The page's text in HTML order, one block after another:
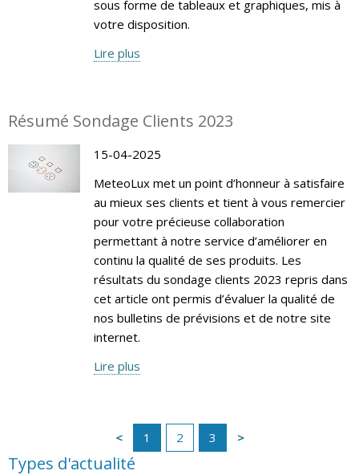
sous forme de tableaux et graphiques, mis à
votre disposition.
Lire plus
Résumé Sondage Clients 2023
15-04-2025
MeteoLux met un point d’honneur à satisfaire
au mieux ses clients et tient à vous remercier
pour votre précieuse collaboration
permettant à notre service d’améliorer en
continu la qualité de ses produits. Les
résultats du sondage clients 2023 repris dans
cet article ont permis d’évaluer la qualité de
nos bulletins de prévisions et de notre site
internet.
Lire plus
1 2 3
Types d'actualité